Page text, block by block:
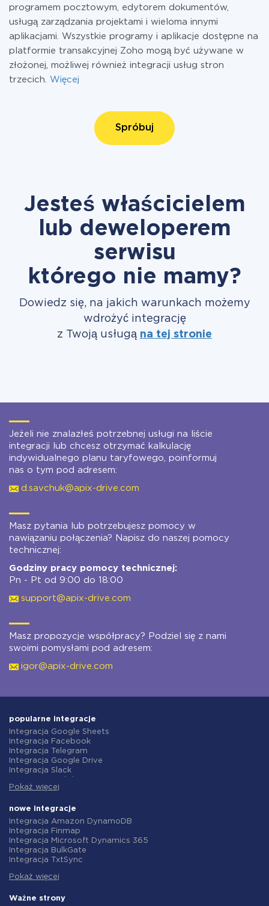
programem pocztowym, edytorem dokumentów,
usługą zarządzania projektami i wieloma innymi
aplikacjami. Wszystkie programy i aplikacje dostępne na
platformie transakcyjnej Zoho mogą być używane w
złożonej, możliwej również integracji usług stron
trzecich. Więcej
Spróbuj
Jesteś właścicielem
lub deweloperem
serwisu
którego nie mamy?
Dowiedz się, na jakich warunkach możemy
wdrożyć integrację
z Twoją usługą na tej stronie
Jeżeli nie znalazłeś potrzebnej usługi na liście
integracji lub chcesz otrzymać kalkulację
indywidualnego planu taryfowego, poinformuj
nas o tym pod adresem:
d.savchuk@apix-drive.com
Masz pytania lub potrzebujesz pomocy w
nawiązaniu połączenia? Napisz do naszej pomocy
technicznej:
Godziny pracy pomocy technicznej:
Pn - Pt od 9:00 do 18:00
support@apix-drive.com
Masz propozycje współpracy? Podziel się z nami
swoimi pomysłami pod adresem:
igor@apix-drive.com
popularne integracje
Integracja Google Sheets
Integracja Facebook
Integracja Telegram
Integracja Google Drive
Integracja Slack
Integracja Gmail
Integracja ClickUp
Integracja Airtable
Integracja Google Contacts
Integracja OpenAI (ChatGPT)
Integracja Instagram
Integracja ActiveCampaign
Integracja Salesforce CRM
Integracja Notion
Pokaż więcej
nowe integracje
Integracja Amazon DynamoDB
Integracja Finmap
Integracja Microsoft Dynamics 365
Integracja BulkGate
Integracja TxtSync
Integracja Corezoid
Integracja Instasent
Pokaż więcej
Ważne strony